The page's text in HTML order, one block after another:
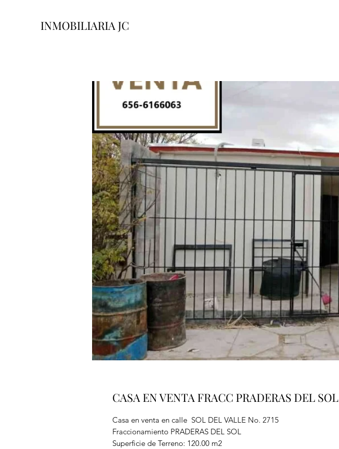
INMOBILIARIA JC
CASA EN VENTA FRACC PRADERAS DEL SOL
Casa en venta en calle SOL DEL VALLE No. 2715
Fraccionamiento PRADERAS DEL SOL
Superficie de Terreno: 120.00 m2